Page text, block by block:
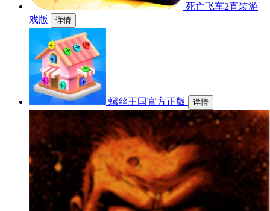
死亡飞车2直装游
戏版
详情
螺丝王国官方正版 详情